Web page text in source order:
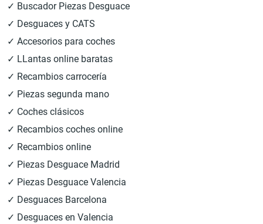
✓ Buscador Piezas Desguace
✓ Desguaces y CATS
✓ Accesorios para coches
✓ LLantas online baratas
✓ Recambios carrocería
✓ Piezas segunda mano
✓ Coches clásicos
✓ Recambios coches online
✓ Recambios online
✓ Piezas Desguace Madrid
✓ Piezas Desguace Valencia
✓ Desguaces Barcelona
✓ Desguaces en Valencia